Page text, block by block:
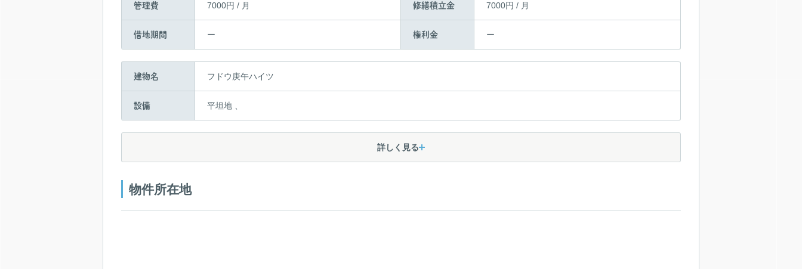
管理費 7000円 / 月 修繕積立金 7000円 / 月
借地期間 ー 権利金 ー
建物名 フドウ庚午ハイツ
設備 平坦地 、
詳しく見る
物件所在地